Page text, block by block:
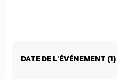
DATE DE L'ÉVÉNEMENT (1)